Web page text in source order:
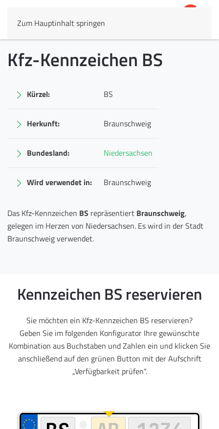
Zum Hauptinhalt springen
Kfz-Kennzeichen BS
Kürzel: BS
Herkunft: Braunschweig
Bundesland: Niedersachsen
Wird verwendet in: Braunschweig
Das Kfz-Kennzeichen BS repräsentiert Braunschweig,
gelegen im Herzen von Niedersachsen. Es wird in der Stadt
Braunschweig verwendet.
Kennzeichen BS reservieren
Sie möchten ein Kfz-Kennzeichen BS reservieren?
Geben Sie im folgenden Konfigurator Ihre gewünschte
Kombination aus Buchstaben und Zahlen ein und klicken Sie
anschließend auf den grünen Button mit der Aufschrift
„Verfügbarkeit prüfen“.